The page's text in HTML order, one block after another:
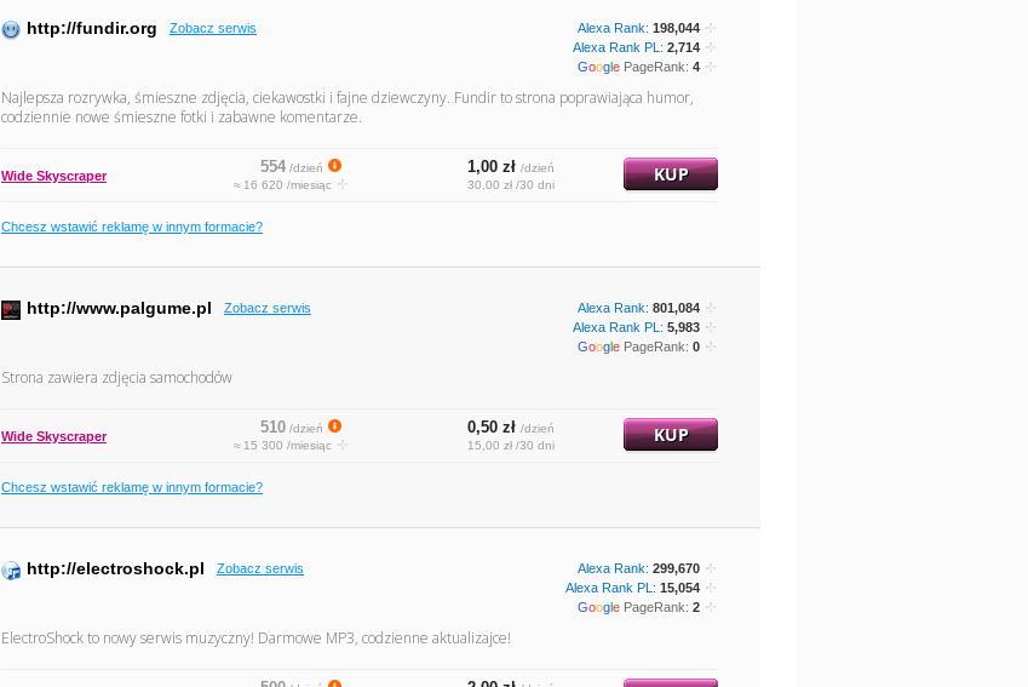
http://fundir.org Zobacz serwis Alexa Rank: 198,044
Alexa Rank PL: 2,714
Google PageRank: 4
Najlepsza rozrywka, śmieszne zdjęcia, ciekawostki i fajne dziewczyny. Fundir to strona poprawiająca humor,
codziennie nowe śmieszne fotki i zabawne komentarze.
Wide Skyscraper 554 /dzień
≈ 16 620 /miesiąc
1,00 zł /dzień
30,00 zł /30 dni
KUP
Chcesz wstawić reklamę w innym formacie?
http://www.palgume.pl Zobacz serwis Alexa Rank: 801,084
Alexa Rank PL: 5,983
Google PageRank: 0
Strona zawiera zdjęcia samochodów
Wide Skyscraper 510 /dzień
≈ 15 300 /miesiąc
0,50 zł /dzień
15,00 zł /30 dni
KUP
Chcesz wstawić reklamę w innym formacie?
http://electroshock.pl Zobacz serwis Alexa Rank: 299,670
Alexa Rank PL: 15,054
Google PageRank: 2
ElectroShock to nowy serwis muzyczny! Darmowe MP3, codzienne aktualizajce!